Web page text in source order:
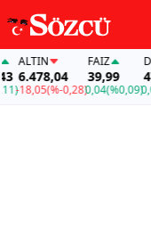
ALTIN
6.478,04
-18,05(%-0,28)
FAİZ
39,99
0,04(%0,09)0,03